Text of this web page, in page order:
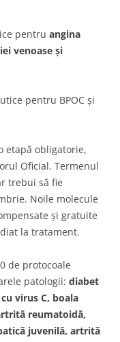
pentru angina
venoase și
pentru BPOC și
etapă obligatorie,
Oficial. Termenul
trebui să fie
Noile molecule
și gratuite
la tratament.
de protocoale
patologii: diabet
virus C, boala
reumatoidă,
juvenilă, artrită